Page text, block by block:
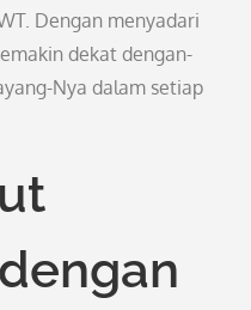
Dengan menyadari
dekat dengan-
Nya dalam setiap